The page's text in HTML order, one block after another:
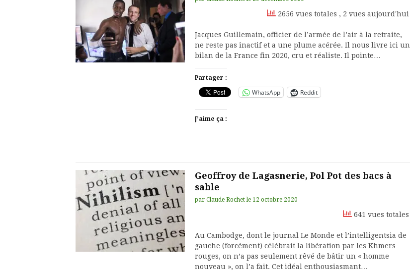
2656 vues totales , 2 vues aujourd'hui
Jacques Guillemain, officier de l’armée de l’air à la retraite,
ne reste pas inactif et a une plume acérée. Il nous livre ici un
bilan de la France fin 2020, cru et réaliste. Il pointe…
Partager :
WhatsApp Reddit
J’aime ça :
Geoffroy de Lagasnerie, Pol Pot des bacs à
sable
par Claude Rochet le 12 octobre 2020
641 vues totales
Au Cambodge, dont le journal Le Monde et l’intelligentsia de
gauche (forcément) célébrait la libération par les Khmers
rouges, on n’a pas seulement rêvé de bâtir un « homme
nouveau », on l’a fait. Cet idéal enthousiasmant…